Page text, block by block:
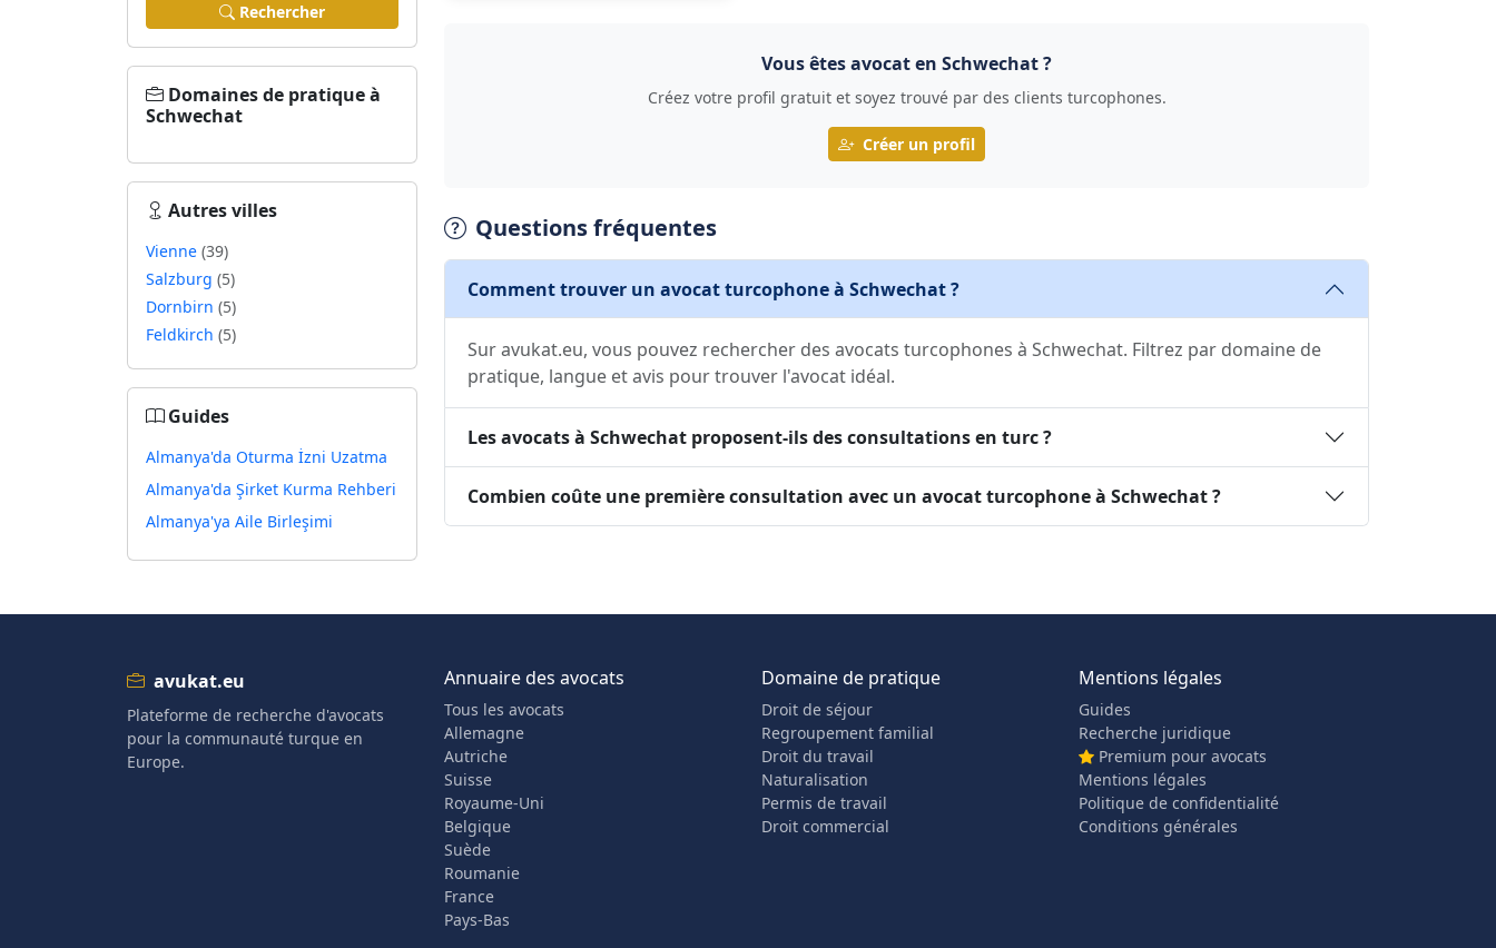
Rechercher
Domaines de pratique à
Schwechat
Autres villes
Vienne (39)
Salzburg (5)
Dornbirn (5)
Feldkirch (5)
Guides
Almanya'da Oturma İzni Uzatma
Almanya'da Şirket Kurma Rehberi
Almanya'ya Aile Birleşimi
Vous êtes avocat en Schwechat ?
Créez votre profil gratuit et soyez trouvé par des clients turcophones.
Créer un profil
Questions fréquentes
Comment trouver un avocat turcophone à Schwechat ?
Sur avukat.eu, vous pouvez rechercher des avocats turcophones à Schwechat. Filtrez par domaine de
pratique, langue et avis pour trouver l'avocat idéal.
Les avocats à Schwechat proposent-ils des consultations en turc ?
Combien coûte une première consultation avec un avocat turcophone à Schwechat ?
avukat.eu
Plateforme de recherche d'avocats
pour la communauté turque en
Europe.
Annuaire des avocats
Tous les avocats
Allemagne
Autriche
Suisse
Royaume-Uni
Belgique
Suède
Roumanie
France
Pays-Bas
Domaine de pratique
Droit de séjour
Regroupement familial
Droit du travail
Naturalisation
Permis de travail
Droit commercial
Mentions légales
Guides
Recherche juridique
Premium pour avocats
Mentions légales
Politique de confidentialité
Conditions générales